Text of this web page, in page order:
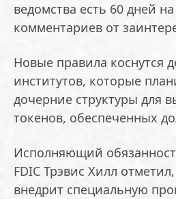
ведомства есть 60 дней
комментариев от
Новые правила коснутся
институтов, которые
дочерние структуры для
токенов, обеспеченных
Исполняющий
FDIC Трэвис Хилл
внедрит специальную